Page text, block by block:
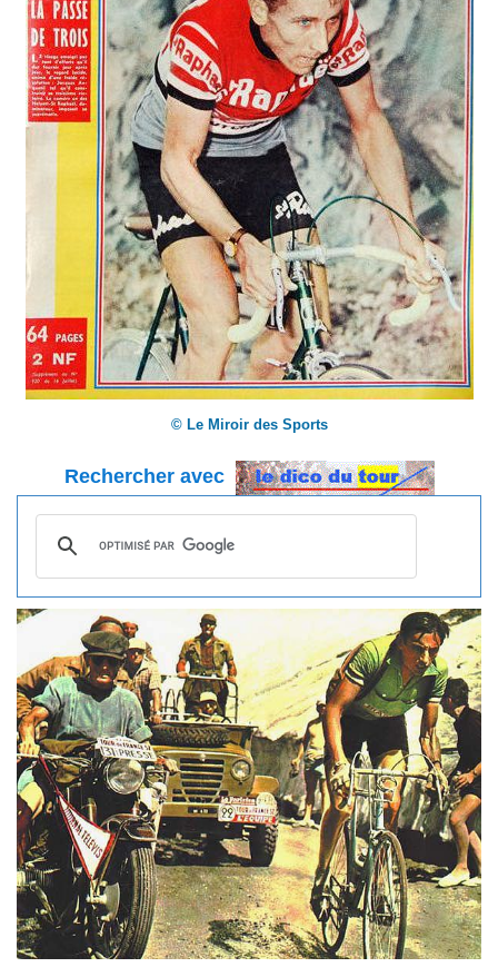
© Le Miroir des Sports
Rechercher avec